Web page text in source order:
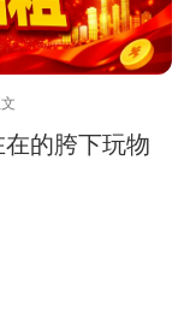
的胯下玩物